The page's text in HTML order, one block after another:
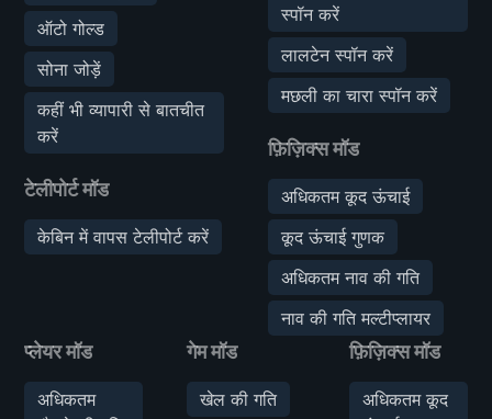
ऑटो गोल्ड
सोना जोड़ें
कहीं भी व्यापारी से बातचीत
करें
टेलीपोर्ट मॉड
केबिन में वापस टेलीपोर्ट करें
स्पॉन करें
लालटेन स्पॉन करें
मछली का चारा स्पॉन करें
फ़िज़िक्स मॉड
अधिकतम कूद ऊंचाई
कूद ऊंचाई गुणक
अधिकतम नाव की गति
नाव की गति मल्टीप्लायर
प्लेयर मॉड
अधिकतम
गेम मॉड
खेल की गति
फ़िज़िक्स मॉड
अधिकतम कूद